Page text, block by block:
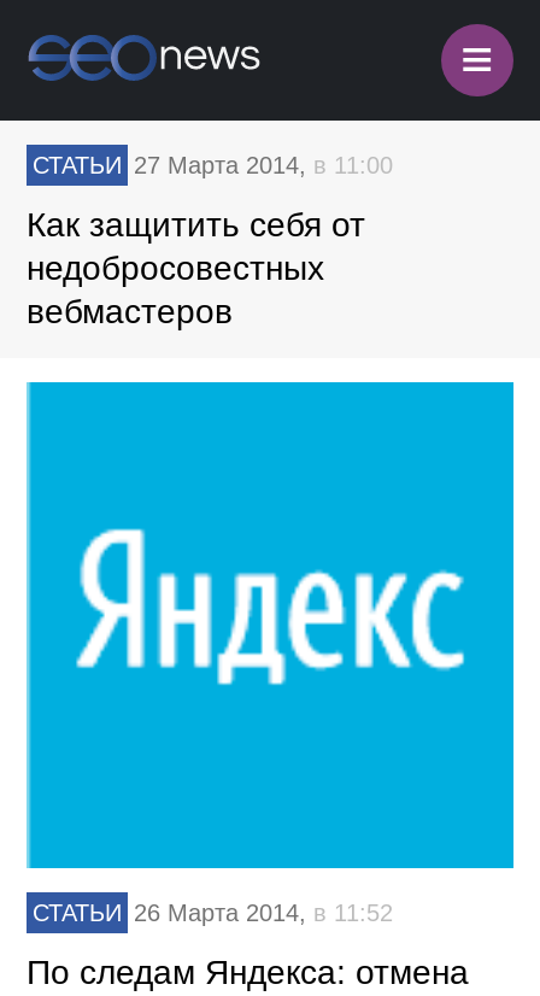
≡
СТАТЬИ 27 Марта 2014, в 11:00
Как защитить себя от
недобросовестных
вебмастеров
СТАТЬИ 26 Марта 2014, в 11:52
По следам Яндекса: отмена